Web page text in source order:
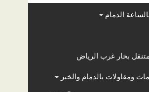
الدمام
بخار غرب الرياض
ومقاولات بالدمام والخبر